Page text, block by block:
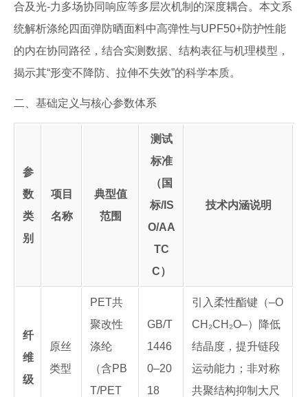
合及光-力多场协同响应等多层次机制的深度耦合。本文系
统解析涤纶四面弹防晒面料中高弹性与UPF50+防护性能
的内在协同路径，结合实测数据、结构表征与机理模型，
揭示其“形变不降防、拉伸不失效”的科学本质。
二、基础定义与核心参数体系
参
数
类
别
项目
名称
典型值
范围
测试
标准
（国
标/IS
O/AA
TC
C）
技术内涵说明
纤
维
级
原丝
类型
PET共
聚改性
涤纶
（含PB
T/PET
GB/T
1446
0–20
18
引入柔性酯键（–O
CH₂CH₂O–）降低
结晶度，提升链段
运动能力；非对称
共聚结构抑制大尺